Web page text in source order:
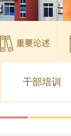
干部培训